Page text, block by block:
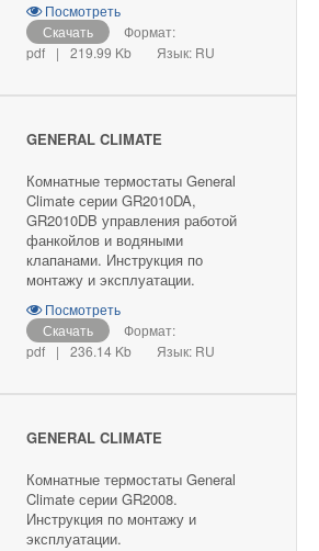
Посмотреть
Скачать
Формат:
pdf
| 219.99 Kb Язык: RU
GENERAL CLIMATE
Комнатные термостаты General
Climate серии GR2010DA,
GR2010DB управления работой
фанкойлов и водяными
клапанами. Инструкция по
монтажу и эксплуатации.
Посмотреть
Скачать
Формат:
pdf
| 236.14 Kb Язык: RU
GENERAL CLIMATE
Комнатные термостаты General
Climate серии GR2008.
Инструкция по монтажу и
эксплуатации.